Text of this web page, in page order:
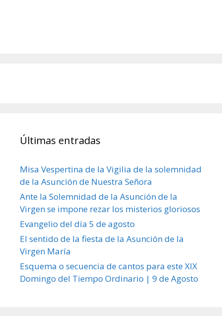
Últimas entradas
Misa Vespertina de la Vigilia de la solemnidad
de la Asunción de Nuestra Señora
Ante la Solemnidad de la Asunción de la
Virgen se impone rezar los misterios gloriosos
Evangelio del día 5 de agosto
El sentido de la fiesta de la Asunción de la
Virgen María
Esquema o secuencia de cantos para este XIX
Domingo del Tiempo Ordinario | 9 de Agosto